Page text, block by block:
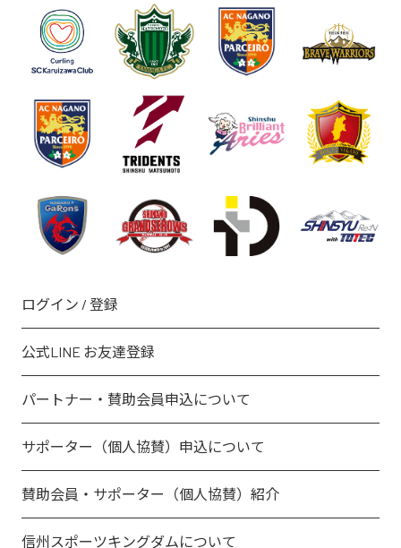
ログイン / 登録
公式LINE お友達登録
パートナー・賛助会員申込について
サポーター（個人協賛）申込について
賛助会員・サポーター（個人協賛）紹介
信州スポーツキングダムについて